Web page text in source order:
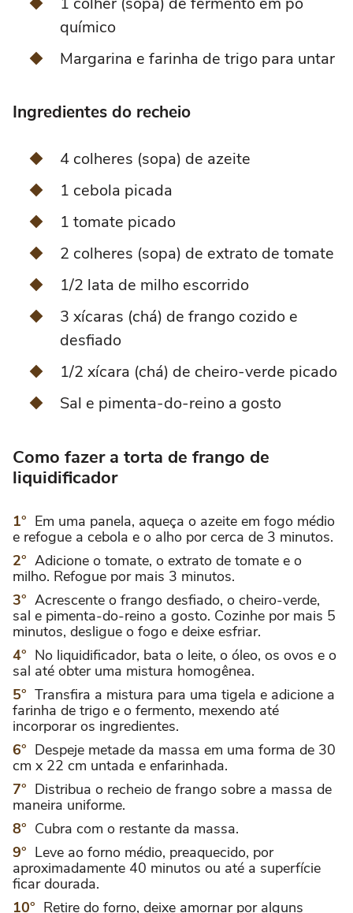
químico
Margarina e farinha de trigo para untar
Ingredientes do recheio
4 colheres (sopa) de azeite
1 cebola picada
1 tomate picado
2 colheres (sopa) de extrato de tomate
1/2 lata de milho escorrido
3 xícaras (chá) de frango cozido e
desfiado
1/2 xícara (chá) de cheiro-verde picado
Sal e pimenta-do-reino a gosto
Como fazer a torta de frango de
liquidificador
Em uma panela, aqueça o azeite em fogo médio
e refogue a cebola e o alho por cerca de 3 minutos.
Adicione o tomate, o extrato de tomate e o
milho. Refogue por mais 3 minutos.
Acrescente o frango desfiado, o cheiro-verde,
sal e pimenta-do-reino a gosto. Cozinhe por mais 5
minutos, desligue o fogo e deixe esfriar.
No liquidificador, bata o leite, o óleo, os ovos e o
sal até obter uma mistura homogênea.
Transfira a mistura para uma tigela e adicione a
farinha de trigo e o fermento, mexendo até
incorporar os ingredientes.
Despeje metade da massa em uma forma de 30
cm x 22 cm untada e enfarinhada.
Distribua o recheio de frango sobre a massa de
maneira uniforme.
Cubra com o restante da massa.
Leve ao forno médio, preaquecido, por
aproximadamente 40 minutos ou até a superfície
ficar dourada.
Retire do forno, deixe amornar por alguns